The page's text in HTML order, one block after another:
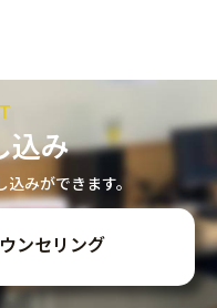
込み
みができます。
ンセリング